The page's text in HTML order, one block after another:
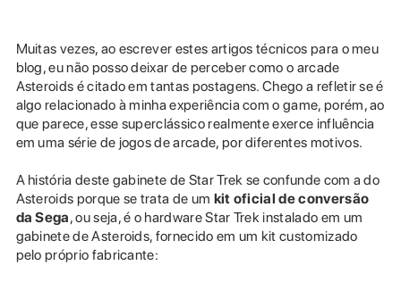
Muitas vezes, ao escrever estes artigos técnicos para o meu
blog, eu não posso deixar de perceber como o arcade
Asteroids é citado em tantas postagens. Chego a refletir se é
algo relacionado à minha experiência com o game, porém, ao
que parece, esse superclássico realmente exerce influência
em uma série de jogos de arcade, por diferentes motivos.
A história deste gabinete de Star Trek se confunde com a do
Asteroids porque se trata de um kit oficial de conversão
da Sega, ou seja, é o hardware Star Trek instalado em um
gabinete de Asteroids, fornecido em um kit customizado
pelo próprio fabricante: